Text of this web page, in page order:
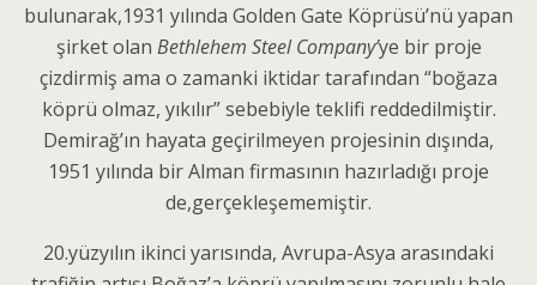
bulunarak,1931 yılında Golden Gate Köprüsü’nü yapan
şirket olan Bethlehem Steel Company’ye bir proje
çizdirmiş ama o zamanki iktidar tarafından “boğaza
köprü olmaz, yıkılır” sebebiyle teklifi reddedilmiştir.
Demirağ’ın hayata geçirilmeyen projesinin dışında,
1951 yılında bir Alman firmasının hazırladığı proje
de,gerçekleşememiştir.
20.yüzyılın ikinci yarısında, Avrupa-Asya arasındaki